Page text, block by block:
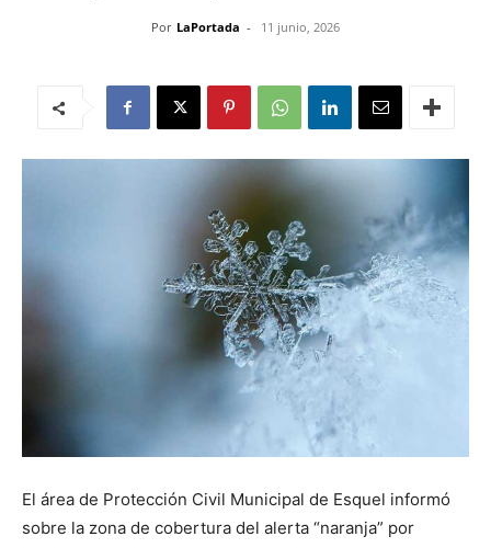
Por LaPortada - 11 junio, 2026
El área de Protección Civil Municipal de Esquel informó
sobre la zona de cobertura del alerta “naranja” por